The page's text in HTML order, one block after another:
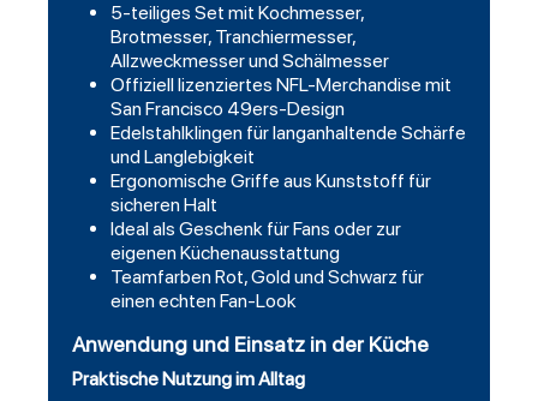
5-teiliges Set mit Kochmesser,
Brotmesser, Tranchiermesser,
Allzweckmesser und Schälmesser
Offiziell lizenziertes NFL-Merchandise mit
San Francisco 49ers-Design
Edelstahlklingen für langanhaltende Schärfe
und Langlebigkeit
Ergonomische Griffe aus Kunststoff für
sicheren Halt
Ideal als Geschenk für Fans oder zur
eigenen Küchenausstattung
Teamfarben Rot, Gold und Schwarz für
einen echten Fan-Look
Anwendung und Einsatz in der Küche
Praktische Nutzung im Alltag